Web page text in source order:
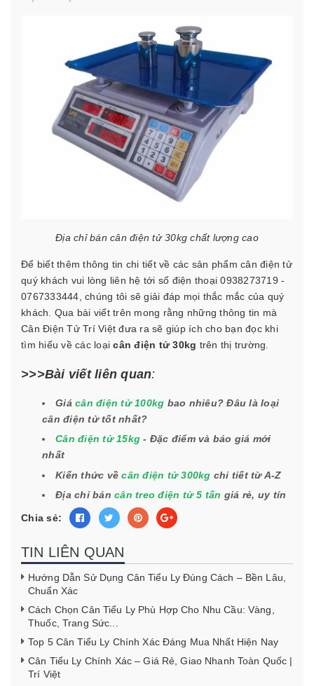
Địa chỉ bán cân điện tử 30kg chất lượng cao
Để biết thêm thông tin chi tiết về các sản phẩm cân điện tử
quý khách vui lòng liên hệ tới số điện thoại 0938273719 -
0767333444, chúng tôi sẽ giải đáp mọi thắc mắc của quý
khách.
Qua bài viết trên mong rằng những thông tin mà
Cân Điện Tử Trí Việt đưa ra sẽ giúp ích cho bạn đọc khi
tìm hiểu về các loạicân điện tử 30kg trên thị trường.
>>>Bài viết liên quan:
Giá cân điện tử 100kg bao nhiêu? Đâu là loại
cân điện tử tốt nhất?
Cân điện tử 15kg - Đặc điểm và báo giá mới
nhất
Kiến thức vềcân điện tử 300kg chi tiết từ A-Z
Địa chỉ bán cân treo điện tử 5 tấn giá rẻ, uy tín
Chia sẻ:
TIN LIÊN QUAN
Hướng Dẫn Sử Dụng Cân Tiểu Ly Đúng Cách – Bền Lâu,
Chuẩn Xác
Cách Chọn Cân Tiểu Ly Phù Hợp Cho Nhu Cầu: Vàng,
Thuốc, Trang Sức...
Top 5 Cân Tiểu Ly Chính Xác Đáng Mua Nhất Hiện Nay
Cân Tiểu Ly Chính Xác – Giá Rẻ, Giao Nhanh Toàn Quốc |
Trí Việt